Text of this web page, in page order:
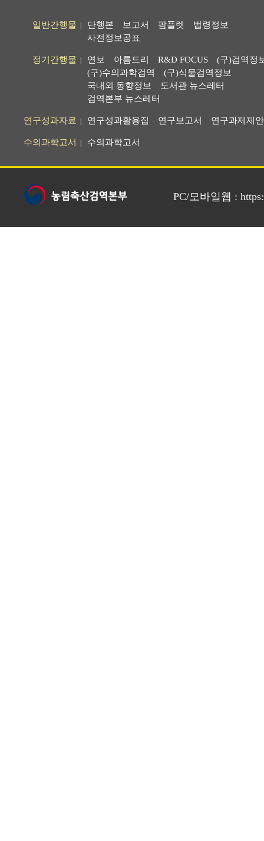
일반간행물 단행본 보고서 팜플렛
법령정보
사전정보공표
정기간행물 연보 아름드리 R&D FOCUS
(구)검역정
(구)수의과학검역
(구)식물검역정보
국내외 동향정보
도서관 뉴스레터
검역본부 뉴스레터
연구성과자료 연구성과활용집 연구보고서 연구과제제
수의과학고서 수의과학고서
PC/모바일웹 :